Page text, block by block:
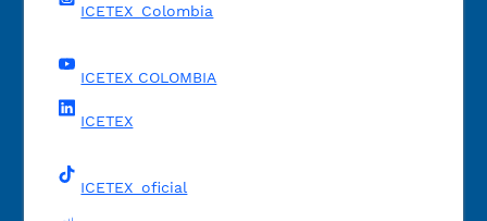
ICETEX_Colombia
ICETEX COLOMBIA
ICETEX
ICETEX_oficial